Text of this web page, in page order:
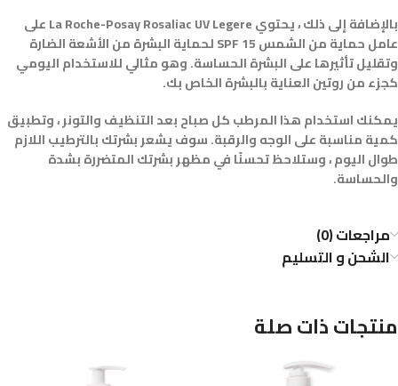
بالإضافة إلى ذلك ، يحتوي La Roche-Posay Rosaliac UV Legere على
عامل حماية من الشمس SPF 15 لحماية البشرة من الأشعة الضارة
وتقليل تأثيرها على البشرة الحساسة. وهو مثالي للاستخدام اليومي
كجزء من روتين العناية بالبشرة الخاص بك.
يمكنك استخدام هذا المرطب كل صباح بعد التنظيف والتونر ، وتطبيق
كمية مناسبة على الوجه والرقبة. سوف يشعر بشرتك بالترطيب اللازم
طوال اليوم ، وستلاحظ تحسنًا في مظهر بشرتك المتضررة بشدة
والحساسة.
مراجعات (0)
الشحن و التسليم
منتجات ذات صلة